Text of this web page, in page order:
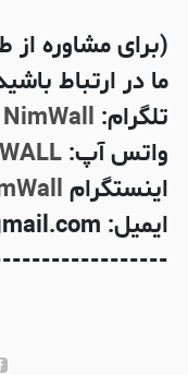
(برای مشاوره
ما در ارتباط
تلگرام: NimWall
واتس آپ:
اینستگرام
ایمیل: Nimwallgroup@gmail.com